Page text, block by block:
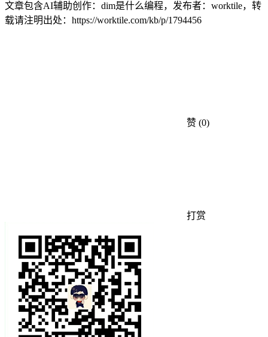
文章包含AI辅助创作：dim是什么编程，发布者：worktile，转
载请注明出处： https://worktile.com/kb/p/1794456
赞 (0)
打赏